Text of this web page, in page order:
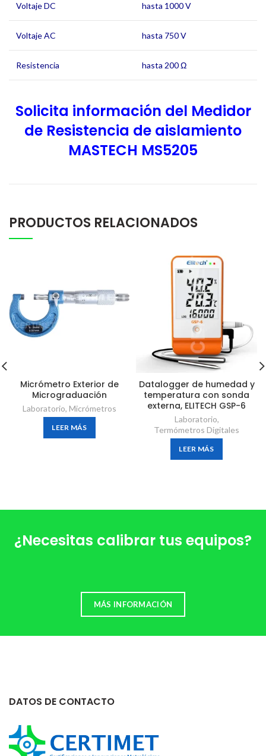
Voltaje DC hasta 1000 V
Voltaje AC hasta 750 V
Resistencia hasta 200 Ω
Solicita información del Medidor
de Resistencia de aislamiento
MASTECH MS5205
PRODUCTOS RELACIONADOS
Micrómetro Exterior de
Micrograduación
Laboratorio, Micrómetros
LEER MÁS
Datalogger de humedad y
temperatura con sonda
externa, ELITECH GSP-6
Laboratorio,
Termómetros Digitales
LEER MÁS
¿Necesitas calibrar tus equipos?
MÁS INFORMACIÓN
DATOS DE CONTACTO